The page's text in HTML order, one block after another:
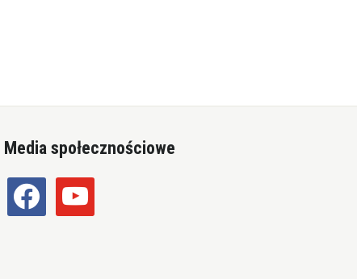
Media społecznościowe
facebook youtube